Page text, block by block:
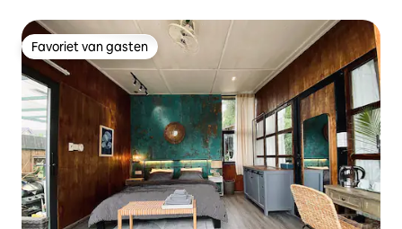
Favoriet van gasten
Favoriet van gasten